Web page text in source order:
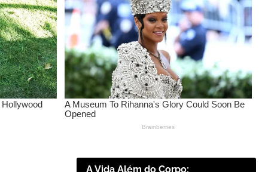
A Vida Além do Corpo: